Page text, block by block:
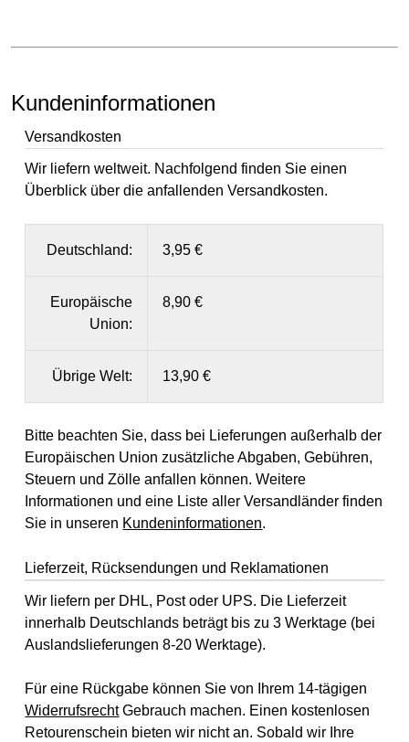
Kundeninformationen
Versandkosten
Wir liefern weltweit. Nachfolgend finden Sie einen
Überblick über die anfallenden Versandkosten.
Deutschland: 3,95 €
Europäische
Union:
8,90 €
Übrige Welt: 13,90 €
Bitte beachten Sie, dass bei Lieferungen außerhalb der
Europäischen Union zusätzliche Abgaben, Gebühren,
Steuern und Zölle anfallen können. Weitere
Informationen und eine Liste aller Versandländer finden
Sie in unseren Kundeninformationen.
Lieferzeit, Rücksendungen und Reklamationen
Wir liefern per DHL, Post oder UPS. Die Lieferzeit
innerhalb Deutschlands beträgt bis zu 3 Werktage (bei
Auslandslieferungen 8-20 Werktage).
Für eine Rückgabe können Sie von Ihrem 14-tägigen
WiderrufsrechtGebrauch machen. Einen kostenlosen
Retourenschein bieten wir nicht an. Sobald wir Ihre